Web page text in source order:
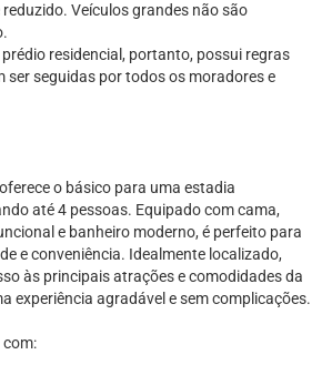
Veículos grandes não são
prédio residencial, portanto, possui regras
ser seguidas por todos os moradores e
o básico para uma estadia
até 4 pessoas. Equipado com cama,
e banheiro moderno, é perfeito para
e conveniência. Idealmente localizado,
às principais atrações e comodidades da
experiência agradável e sem complicações.